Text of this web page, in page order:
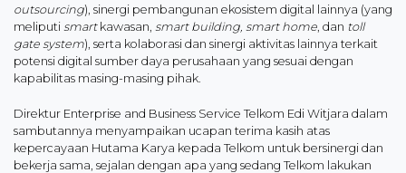
outsourcing), sinergi pembangunan ekosistem digital lainnya (yang
meliputi smartkawasan, smart building, smart home , dan toll
gate system), serta kolaborasi dan sinergi aktivitas lainnya terkait
potensi digital sumber daya perusahaan yang sesuai dengan
kapabilitas masing-masing pihak.
Direktur Enterprise and Business Service Telkom Edi Witjara dalam
sambutannya menyampaikan ucapan terima kasih atas
kepercayaan Hutama Karya kepada Telkom untuk bersinergi dan
bekerja sama, sejalan dengan apa yang sedang Telkom lakukan